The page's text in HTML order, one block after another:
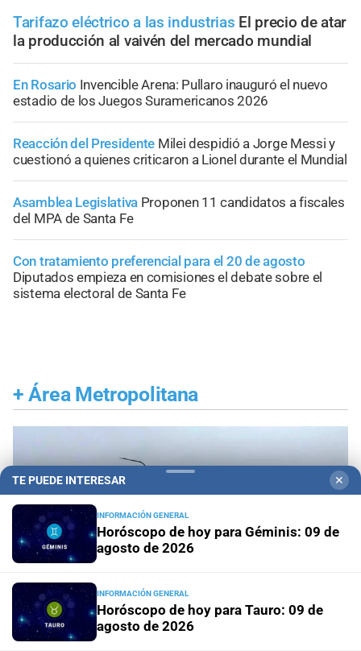
Tarifazo eléctrico a las industrias El precio de atar
la producción al vaivén del mercado mundial
En Rosario Invencible Arena: Pullaro inauguró el nuevo
estadio de los Juegos Suramericanos 2026
Reacción del Presidente Milei despidió a Jorge Messi y
cuestionó a quienes criticaron a Lionel durante el Mundial
Asamblea Legislativa Proponen 11 candidatos a fiscales
del MPA de Santa Fe
Con tratamiento preferencial para el 20 de agosto
Diputados empieza en comisiones el debate sobre el
sistema electoral de Santa Fe
+ Área Metropolitana
TE PUEDE INTERESAR ✕
INFORMACIÓN GENERAL
Horóscopo de hoy para Géminis: 09 de
agosto de 2026
INFORMACIÓN GENERAL
Horóscopo de hoy para Tauro: 09 de
agosto de 2026